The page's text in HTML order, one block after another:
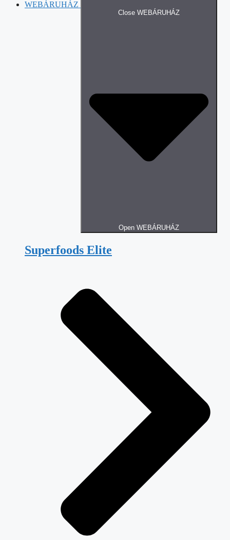
WEBÁRUHÁZ
Close WEBÁRUHÁZ
Open WEBÁRUHÁZ
Superfoods Elite